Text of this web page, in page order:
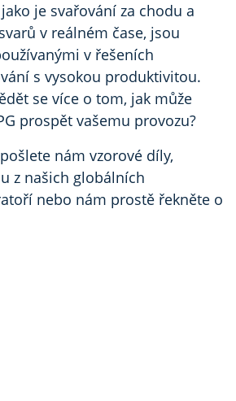
je svařování za chodu a
v reálném čase, jsou
v řešeních
s vysokou produktivitou.
se více o tom, jak může
prospět vašemu provozu?
nám vzorové díly,
z našich globálních
nebo nám prostě řekněte o